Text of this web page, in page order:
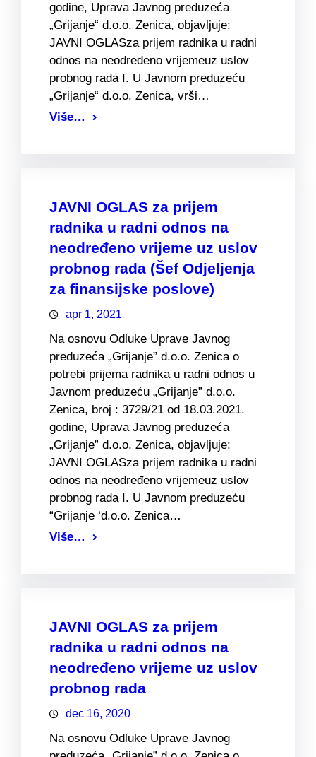
godine, Uprava Javnog preduzeća
„Grijanje“ d.o.o. Zenica, objavljuje:
JAVNI OGLASza prijem radnika u radni
odnos na neodređeno vrijemeuz uslov
probnog rada I. U Javnom preduzeću
„Grijanje“ d.o.o. Zenica, vrši…
Više…
JAVNI OGLAS za prijem
radnika u radni odnos na
neodređeno vrijeme uz uslov
probnog rada (Šef Odjeljenja
za finansijske poslove)
apr 1, 2021
Na osnovu Odluke Uprave Javnog
preduzeća „Grijanje” d.o.o. Zenica o
potrebi prijema radnika u radni odnos u
Javnom preduzeću „Grijanje” d.o.o.
Zenica, broj : 3729/21 od 18.03.2021.
godine, Uprava Javnog preduzeća
„Grijanje” d.o.o. Zenica, objavljuje:
JAVNI OGLASza prijem radnika u radni
odnos na neodređeno vrijemeuz uslov
probnog rada I. U Javnom preduzeću
“Grijanje ‘d.o.o. Zenica…
Više…
JAVNI OGLAS za prijem
radnika u radni odnos na
neodređeno vrijeme uz uslov
probnog rada
dec 16, 2020
Na osnovu Odluke Uprave Javnog